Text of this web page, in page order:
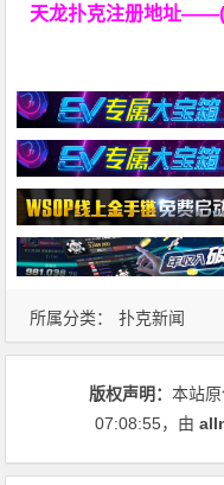
天龙扑克注册地址
所属分类： 扑克新闻
版权声明：本站
07:08:55，由